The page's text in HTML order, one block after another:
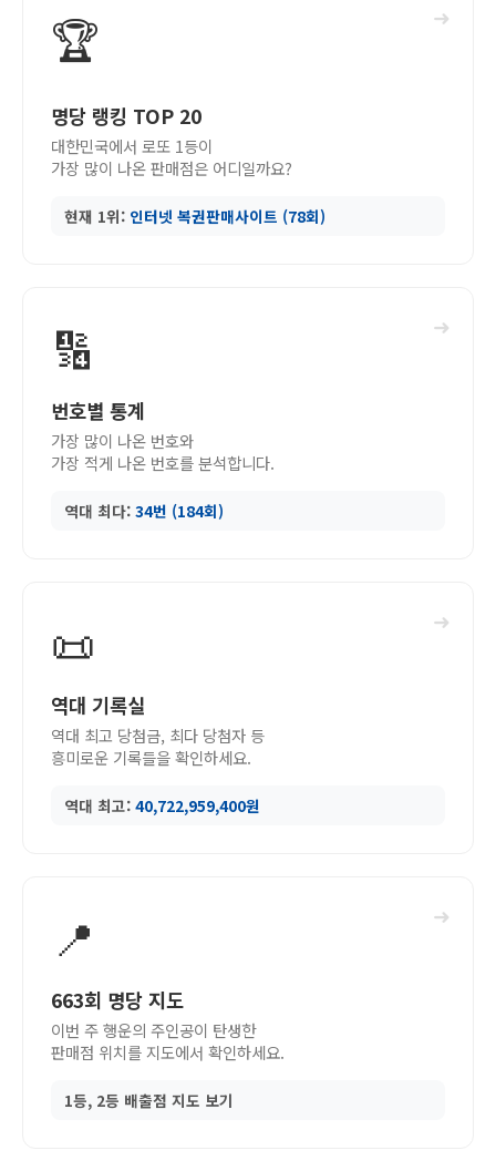
➜
🏆
명당 랭킹 TOP 20
대한민국에서 로또 1등이
가장 많이 나온 판매점은 어디일까요?
현재 1위: 인터넷 복권판매사이트 (78회)
➜
🔢
번호별 통계
가장 많이 나온 번호와
가장 적게 나온 번호를 분석합니다.
역대 최다: 34번 (184회)
➜
📜
역대 기록실
역대 최고 당첨금, 최다 당첨자 등
흥미로운 기록들을 확인하세요.
역대 최고: 40,722,959,400원
➜
📍
663회 명당 지도
이번 주 행운의 주인공이 탄생한
판매점 위치를 지도에서 확인하세요.
1등, 2등 배출점 지도 보기